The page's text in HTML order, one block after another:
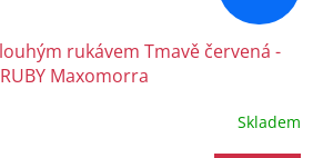
rukávem Tmavě červená -
RUBY Maxomorra
Skladem